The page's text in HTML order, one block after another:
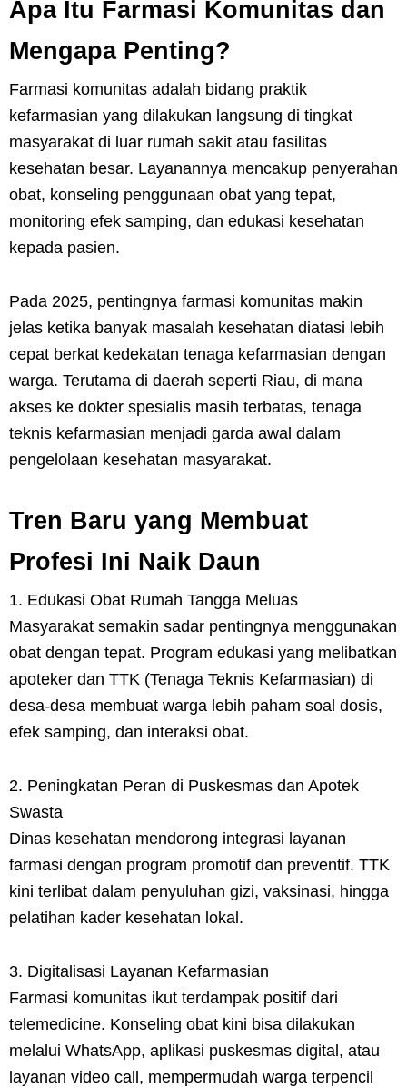
Apa Itu Farmasi Komunitas dan
Mengapa Penting?
Farmasi komunitas adalah bidang praktik
kefarmasian yang dilakukan langsung di tingkat
masyarakat di luar rumah sakit atau fasilitas
kesehatan besar. Layanannya mencakup penyerahan
obat, konseling penggunaan obat yang tepat,
monitoring efek samping, dan edukasi kesehatan
kepada pasien.
Pada 2025, pentingnya farmasi komunitas makin
jelas ketika banyak masalah kesehatan diatasi lebih
cepat berkat kedekatan tenaga kefarmasian dengan
warga. Terutama di daerah seperti Riau, di mana
akses ke dokter spesialis masih terbatas, tenaga
teknis kefarmasian menjadi garda awal dalam
pengelolaan kesehatan masyarakat.
Tren Baru yang Membuat
Profesi Ini Naik Daun
1. Edukasi Obat Rumah Tangga Meluas
Masyarakat semakin sadar pentingnya menggunakan
obat dengan tepat. Program edukasi yang melibatkan
apoteker dan TTK (Tenaga Teknis Kefarmasian) di
desa-desa membuat warga lebih paham soal dosis,
efek samping, dan interaksi obat.
2. Peningkatan Peran di Puskesmas dan Apotek
Swasta
Dinas kesehatan mendorong integrasi layanan
farmasi dengan program promotif dan preventif. TTK
kini terlibat dalam penyuluhan gizi, vaksinasi, hingga
pelatihan kader kesehatan lokal.
3. Digitalisasi Layanan Kefarmasian
Farmasi komunitas ikut terdampak positif dari
telemedicine. Konseling obat kini bisa dilakukan
melalui WhatsApp, aplikasi puskesmas digital, atau
layanan video call, mempermudah warga terpencil